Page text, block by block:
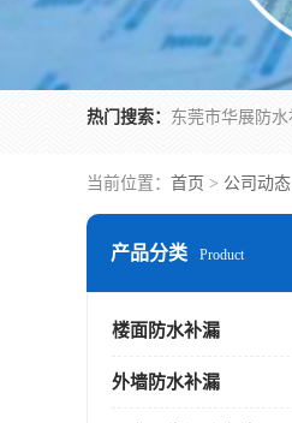
热门搜索：
当前位置： 首页 > 公司动态
产品分类 Product
楼面防水补漏
外墙防水补漏